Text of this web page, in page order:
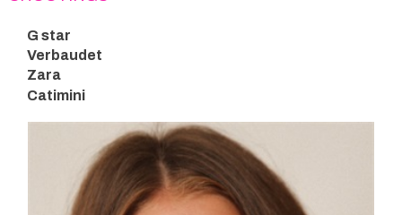
G star
Verbaudet
Zara
Catimini